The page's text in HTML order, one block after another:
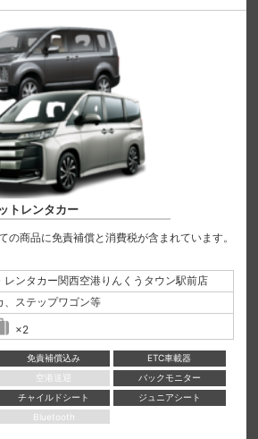
トレンタカー
商品に免責補償と消費税が含まれています。
レンタカー関西空港りんくうタウン駅前店
、ステップワゴン等
×2
免責補償込み
ETC車載器
空港送迎
バックモニター
チャイルドシート
ジュニアシート
Bluetooth